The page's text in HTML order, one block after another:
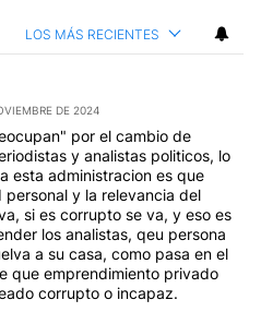
LOS MÁS RECIENTES
DE 2024
por el cambio de
y analistas politicos, lo
esta administracion es que
personal y la relevancia del
si es corrupto se va, y eso es
los analistas, qeu persona
a su casa, como pasa en el
que emprendimiento privado
corrupto o incapaz.